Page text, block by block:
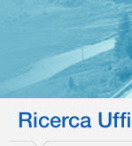
Ricerca